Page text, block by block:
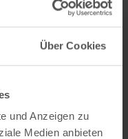
Über Cookies
und Anzeigen zu
Medien anbieten